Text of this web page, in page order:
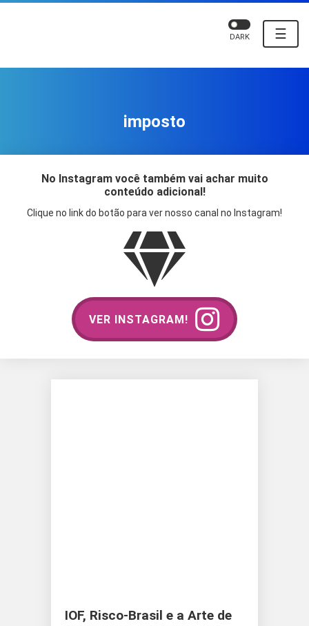
☰
DARK
imposto
No Instagram você também vai achar muito
conteúdo adicional!
Clique no link do botão para ver nosso canal no Instagram!
VER INSTAGRAM!
IOF, Risco-Brasil e a Arte de